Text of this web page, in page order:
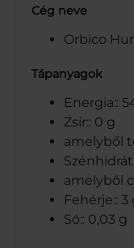
Cég neve
Orbico
Tápanyagok
Energia::
Zsír:: 0 g
amelyből
amelyből
Fehérje:: 3
Só:: 0,03 g